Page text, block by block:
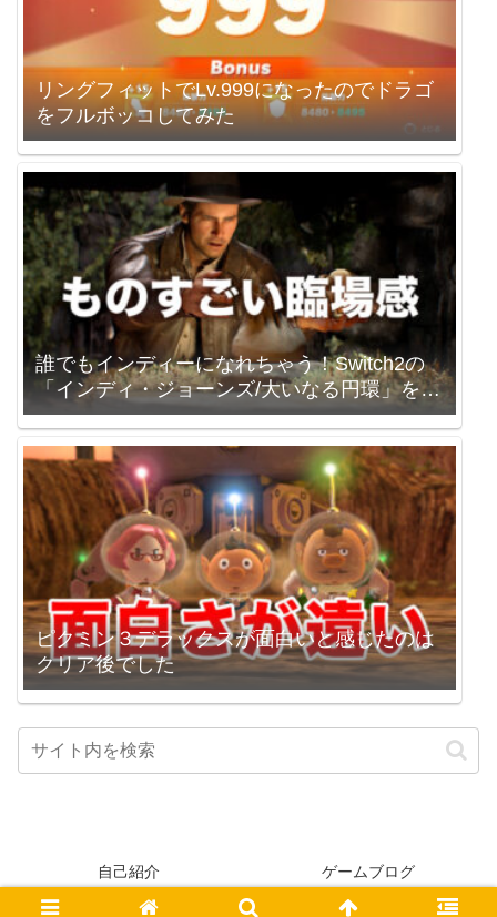
リングフィットでLv.999になったのでドラゴ
をフルボッコしてみた
誰でもインディーになれちゃう！Switch2の
「インディ・ジョーンズ/大いなる円環」を買
いました。
ピクミン３デラックスが面白いと感じたのは
クリア後でした
自己紹介 ゲームブログ
© 2005-2026 higopage.